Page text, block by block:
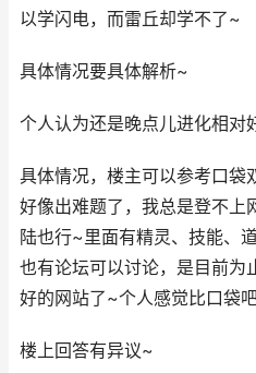
以学闪电，而雷丘却学不了~
具体情况要具体解析~
个人认为还是晚点儿进化相对
具体情况，楼主可以参考口袋
好像出难题了，我总是登不上
陆也行~里面有精灵、技能、
也有论坛可以讨论，是目前为
好的网站了~个人感觉比口袋
楼上回答有异议~